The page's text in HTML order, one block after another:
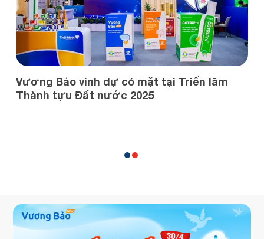
Vương Bảo vinh dự có mặt tại Triển lãm
Thành tựu Đất nước 2025